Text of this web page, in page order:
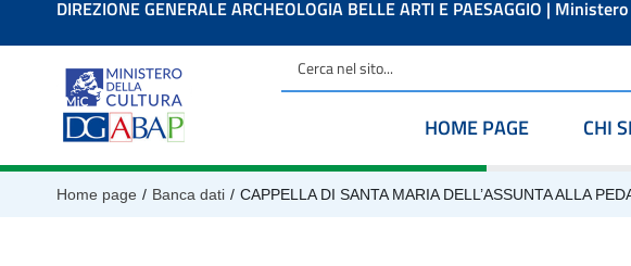
contenutoDIREZIONE GENERALE ARCHEOLOGIA BELLE ARTI E PAESAGGIO |
HOME PAGE CHI
Home page / Banca dati / CAPPELLA DI SANTA MARIA DELL’ASSUNTA ALLA